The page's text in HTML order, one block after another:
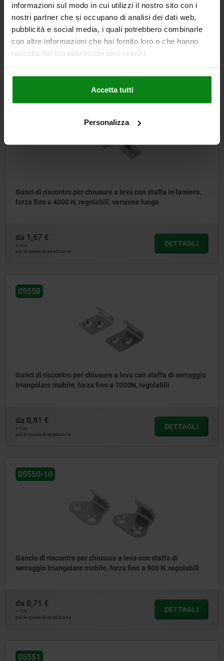
informazioni sul modo in cui utilizzi il nostro sito con i
nostri partner che si occupano di analisi dei dati web,
pubblicità e social media, i quali potrebbero combinarle
con altre informazioni che hai fornito loro o che hanno
raccolto dal tuo utilizzo dei loro servizi.
Accetta tutti
Personalizza
Ganci di riscontro per chiusure a leva con staffa in lamiera,
forza fino a 1000 N, regolabili, versione corta
da0,54 €
Ganci di riscontro per chiusure a leva con staffa in lamiera,
forza fino a 4000 N, regolabili, versione lunga
da 1,67 €
+ IVA
più le spese di spedizione
DETTAGLI
05550
Ganci di riscontro per chiusure a leva con staffa di serraggio
triangolare mobile, forza fino a 1000N, regolabili
da 0,81 €
+ IVA
più le spese di spedizione
DETTAGLI
05550-10
Gancio di riscontro per chiusure a leva con staffa di
serraggio triangolare mobile, forza fino a 900 N, regolabili
da 0,71 €
+ IVA
più le spese di spedizione
DETTAGLI
05551